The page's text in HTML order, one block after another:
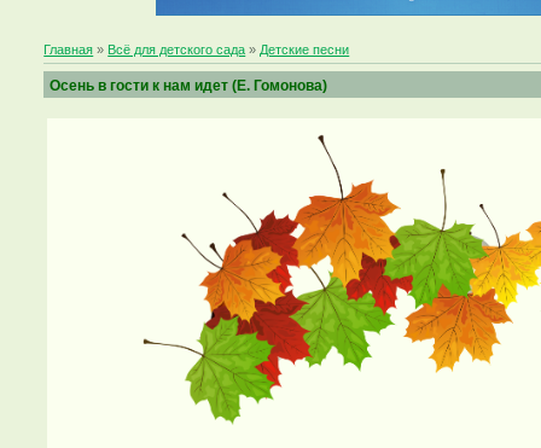
Главная » Всё для детского сада » Детские песни
Осень в гости к нам идет (Е. Гомонова)